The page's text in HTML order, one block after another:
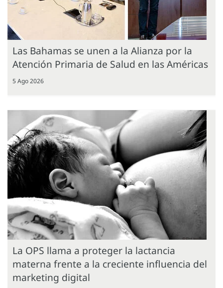
Las Bahamas se unen a la Alianza por la
Atención Primaria de Salud en las Américas
5 Ago 2026
La OPS llama a proteger la lactancia
materna frente a la creciente influencia del
marketing digital